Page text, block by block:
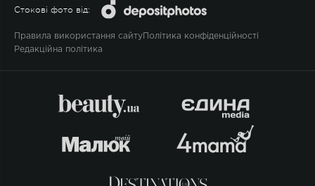
Стокові фото від:
Правила використання сайту Політика конфіденційності
Редакційна політика